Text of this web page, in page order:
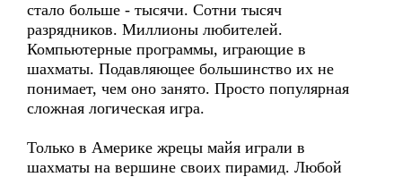
стало больше - тысячи. Сотни тысяч
разрядников. Миллионы любителей.
Компьютерные программы, играющие в
шахматы. Подавляющее большинство их не
понимает, чем оно занято. Просто популярная
сложная логическая игра.
Только в Америке жрецы майя играли в
шахматы на вершине своих пирамид. Любой